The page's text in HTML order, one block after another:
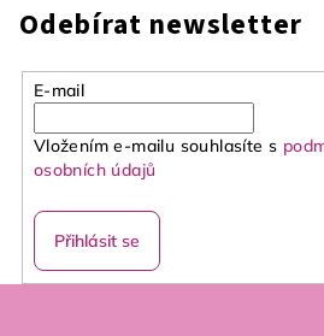
Odebírat newsletter
E-mail
Vložením e-mailu souhlasíte s
osobních údajů
Přihlásit se